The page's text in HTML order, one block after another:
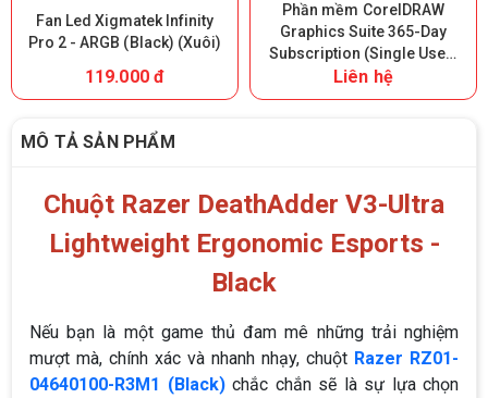
Fan Led Xigmatek Infinity
Pro 2 - ARGB (Black) (Xuôi)
119.000 đ
Phần mềm CorelDRAW
Graphics Suite 365-Day
Subscription (Single User)
- 365 ngày
Liên hệ
MÔ TẢ SẢN PHẨM
Chuột Razer DeathAdder V3-Ultra
Lightweight Ergonomic Esports -
Black
Nếu bạn là một game thủ đam mê những trải nghiệm
mượt mà, chính xác và nhanh nhạy, chuột Razer RZ01-
04640100-R3M1 (Black) chắc chắn sẽ là sự lựa chọn